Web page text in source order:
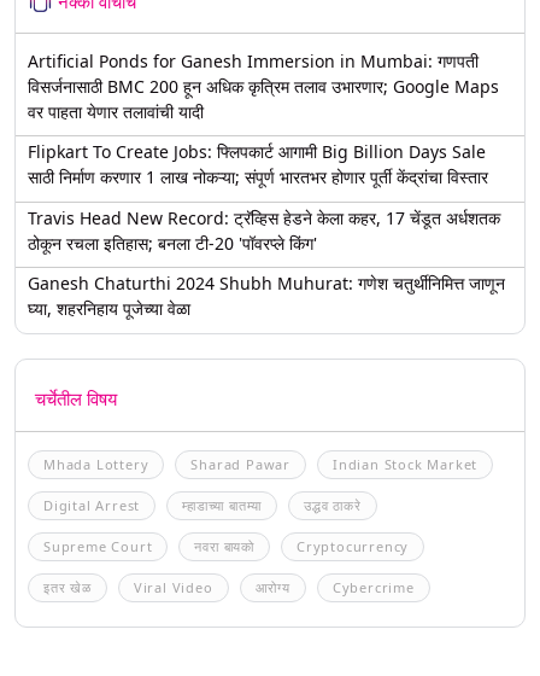
Artificial Ponds for Ganesh Immersion in Mumbai: गणपती
विसर्जनासाठी BMC 200 हून अधिक कृत्रिम तलाव उभारणार; Google Maps
वर पाहता येणार तलावांची यादी
Flipkart To Create Jobs: फ्लिपकार्ट आगामी Big Billion Days Sale
साठी निर्माण करणार 1 लाख नोकऱ्या; संपूर्ण भारतभर होणार पूर्ती केंद्रांचा विस्तार
Travis Head New Record: ट्रॅव्हिस हेडने केला कहर, 17 चेंडूत अर्धशतक
ठोकून रचला इतिहास; बनला टी-20 'पॉवरप्ले किंग'
Ganesh Chaturthi 2024 Shubh Muhurat: गणेश चतुर्थीनिमित्त जाणून
घ्या, शहरनिहाय पूजेच्या वेळा
चर्चेतील विषय
Mhada Lottery Sharad Pawar Indian Stock Market
Digital Arrest म्हाडाच्या बातम्या उद्धव ठाकरे
Supreme Court नवरा बायको Cryptocurrency
इतर खेळ Viral Video आरोग्य Cybercrime